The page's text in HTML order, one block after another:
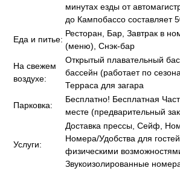
минутах езды от
до Кампобассо составляет
Еда и питье:
Ресторан, Бар, Завтрак в
(меню), Снэк-бар
На свежем
воздухе:
Открытый плавательный
бассейн (работает по
Терраса для загара
Парковка:
Бесплатно! Бесплатная
месте (предварительный
Услуги:
Доставка прессы, Сейф,
Номера/Удобства для
физическими
Звукоизолированные